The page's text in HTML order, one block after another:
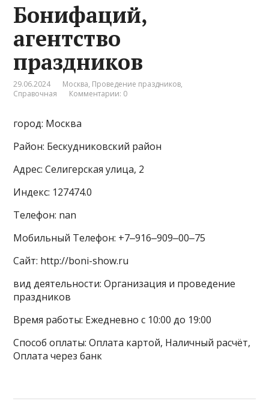
Бонифаций,
агентство
праздников
29.06.2024 Москва, Проведение праздников,
Справочная
Комментарии: 0
город: Москва
Район: Бескудниковский район
Адрес: Селигерская улица, 2
Индекс: 127474.0
Телефон: nan
Мобильный Телефон: +7‒916‒909‒00‒75
Сайт: http://boni-show.ru
вид деятельности: Организация и проведение
праздников
Время работы: Ежедневно с 10:00 до 19:00
Способ оплаты: Оплата картой, Наличный расчёт,
Оплата через банк